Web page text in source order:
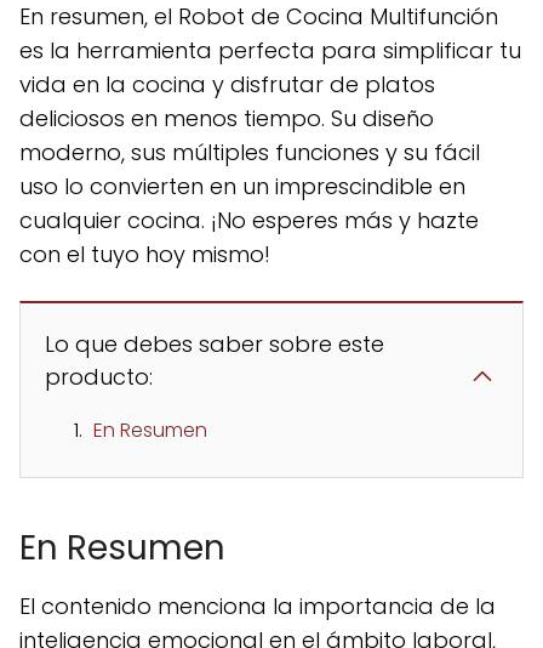
En resumen, el Robot de Cocina Multifunción
es la herramienta perfecta para simplificar tu
vida en la cocina y disfrutar de platos
deliciosos en menos tiempo. Su diseño
moderno, sus múltiples funciones y su fácil
uso lo convierten en un imprescindible en
cualquier cocina. ¡No esperes más y hazte
con el tuyo hoy mismo!
Lo que debes saber sobre este
producto:
En Resumen
En Resumen
El contenido menciona la importancia de la
inteligencia emocional en el ámbito laboral,